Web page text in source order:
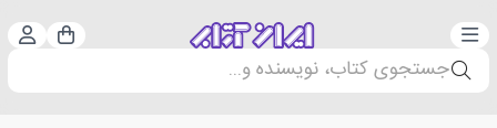
دسته‌بندی سبد
جستجوی کتاب، نویسنده و...